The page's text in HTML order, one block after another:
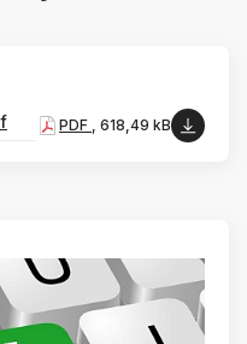
PDF , 618,49 kB